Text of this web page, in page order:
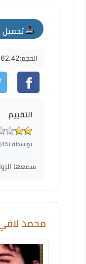
تحميل
mp3
الحجم:KB
التقييم
بواسطة (45
سمعها
محمد